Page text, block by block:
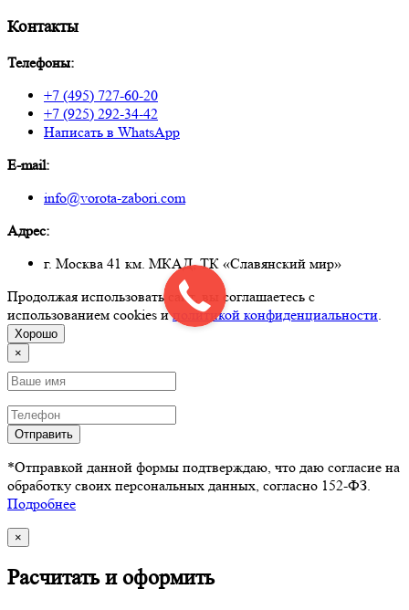
Контакты
Телефоны:
+7 (495) 727-60-20
+7 (925) 292-34-42
Написать в WhatsApp
E-mail:
info@vorota-zabori.com
Адрес:
г. Москва 41 км. МКАД, ТК «Славянский мир»
Продолжая использовать сайт, вы соглашаетесь с
использованием cookies иполитикой конфиденциальности.
Хорошо
×
Отправить
*Отправкой данной формы подтверждаю, что даю согласие на
обработку своих персональных данных, согласно 152-ФЗ.
Подробнее
×
Расчитать и оформить